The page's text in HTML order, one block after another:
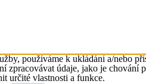
používáme k ukládání a/nebo
zpracovávat údaje, jako je
určité vlastnosti a funkce.